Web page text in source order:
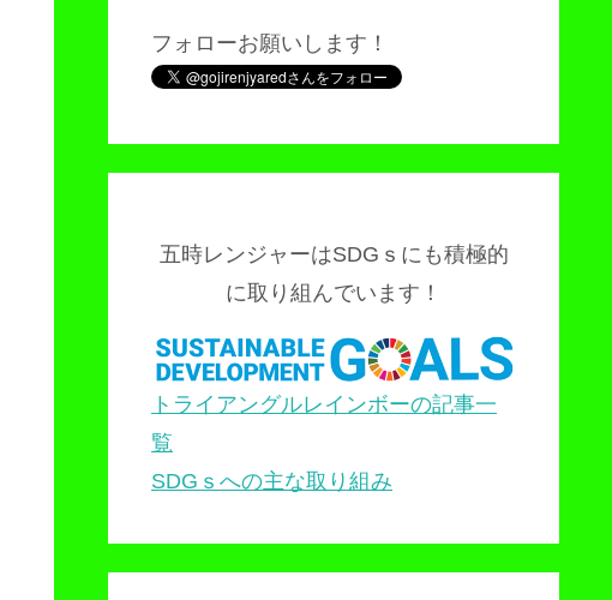
フォローお願いします！
五時レンジャーはSDGｓにも積極的
に取り組んでいます！
トライアングルレインボーの記事一
覧
SDGｓへの主な取り組み